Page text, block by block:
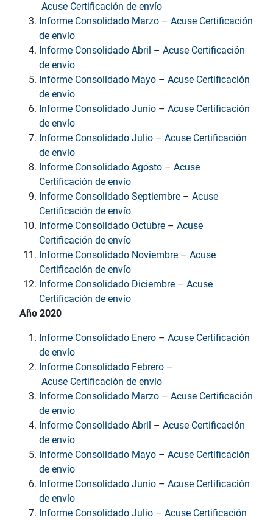
Acuse Certificación de envío
Informe Consolidado Marzo – Acuse Certificación
de envío
Informe Consolidado Abril – Acuse Certificación
de envío
Informe Consolidado Mayo – Acuse Certificación
de envío
Informe Consolidado Junio – Acuse Certificación
de envío
Informe Consolidado Julio – Acuse Certificación
de envío
Informe Consolidado Agosto – Acuse
Certificación de envío
Informe Consolidado Septiembre – Acuse
Certificación de envío
Informe Consolidado Octubre – Acuse
Certificación de envío
Informe Consolidado Noviembre – Acuse
Certificación de envío
Informe Consolidado Diciembre – Acuse
Certificación de envío
Año 2020
Informe Consolidado Enero – Acuse Certificación
de envío
Informe Consolidado Febrero –
Acuse Certificación de envío
Informe Consolidado Marzo – Acuse Certificación
de envío
Informe Consolidado Abril – Acuse Certificación
de envío
Informe Consolidado Mayo – Acuse Certificación
de envío
Informe Consolidado Junio – Acuse Certificación
de envío
Informe Consolidado Julio – Acuse Certificación